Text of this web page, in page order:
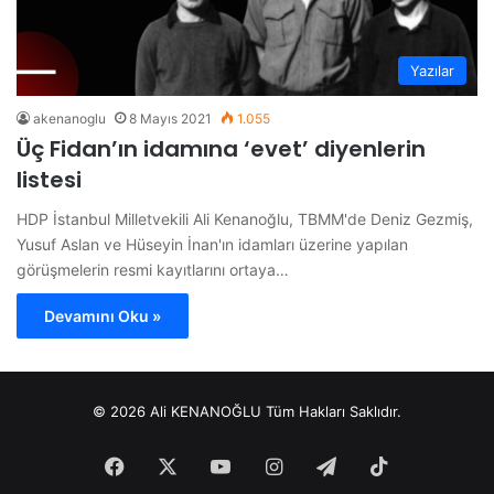
Yazılar
akenanoglu 8 Mayıs 2021 1.055
Üç Fidan’ın idamına ‘evet’ diyenlerin
listesi
HDP İstanbul Milletvekili Ali Kenanoğlu, TBMM'de Deniz Gezmiş,
Yusuf Aslan ve Hüseyin İnan'ın idamları üzerine yapılan
görüşmelerin resmi kayıtlarını ortaya…
Devamını Oku »
© 2026 Ali KENANOĞLU Tüm Hakları Saklıdır.
Facebook YouTubeInstagram
Telegram